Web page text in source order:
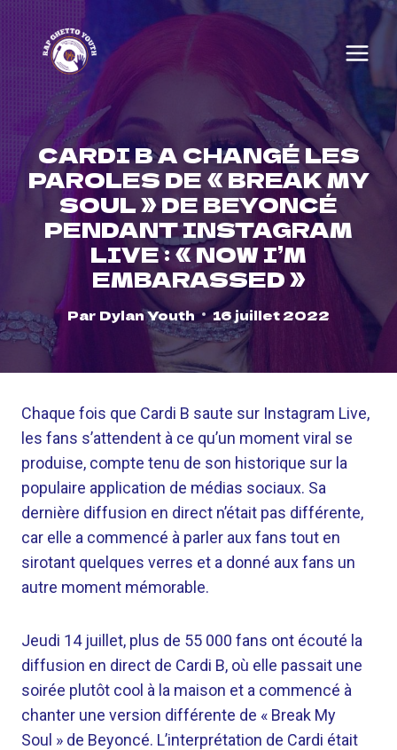
content
CARDI B A CHANGÉ LES
PAROLES DE « BREAK MY
SOUL » DE BEYONCÉ
PENDANT INSTAGRAM
LIVE : « NOW I’M
EMBARASSED »
Par Dylan Youth 16 juillet 2022
Chaque fois que Cardi B saute sur Instagram Live,
les fans s’attendent à ce qu’un moment viral se
produise, compte tenu de son historique sur la
populaire application de médias sociaux. Sa
dernière diffusion en direct n’était pas différente,
car elle a commencé à parler aux fans tout en
sirotant quelques verres et a donné aux fans un
autre moment mémorable.
Jeudi 14 juillet, plus de 55 000 fans ont écouté la
diffusion en direct de Cardi B, où elle passait une
soirée plutôt cool à la maison et a commencé à
chanter une version différente de « Break My
Soul » de Beyoncé. L’interprétation de Cardi était